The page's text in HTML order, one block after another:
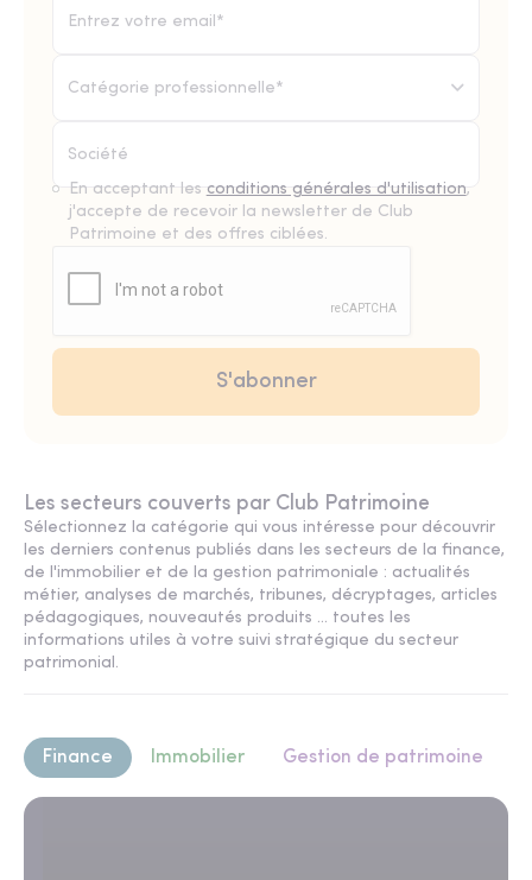
Catégorie professionnelle*
En acceptant les conditions générales d'utilisation,
j'accepte de recevoir la newsletter de Club
Patrimoine et des offres ciblées.
Les secteurs couverts par Club Patrimoine
Sélectionnez la catégorie qui vous intéresse pour découvrir
les derniers contenus publiés dans les secteurs de la finance,
de l'immobilier et de la gestion patrimoniale : actualités
métier, analyses de marchés, tribunes, décryptages, articles
pédagogiques, nouveautés produits ... toutes les
informations utiles à votre suivi stratégique du secteur
patrimonial.
Finance Immobilier Gestion de patrimoine